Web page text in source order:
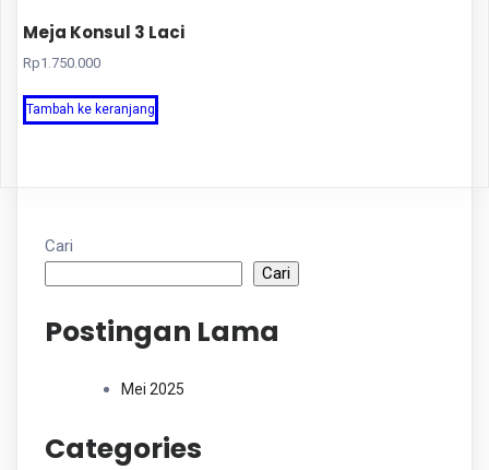
Meja Konsul 3 Laci
Rp1.750.000
Tambah ke keranjang
Cari
Cari
Postingan Lama
Mei 2025
Categories